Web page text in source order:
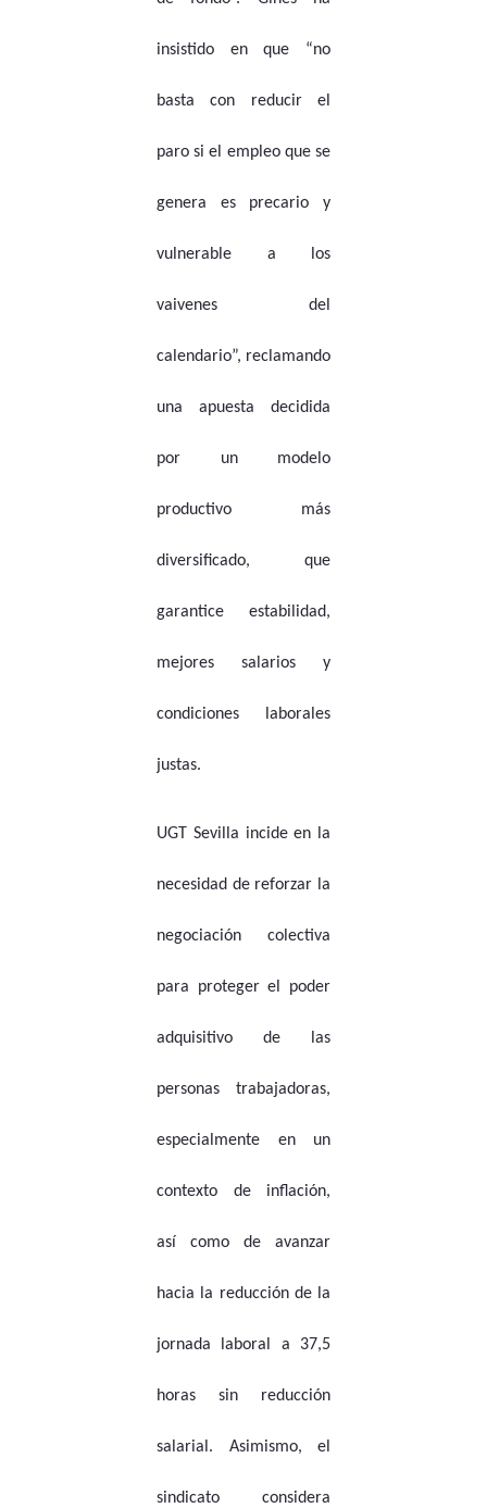
insistido en que “no
basta con reducir el
paro si el empleo que se
genera es precario y
vulnerable a los
vaivenes del
calendario”, reclamando
una apuesta decidida
por un modelo
productivo más
diversificado, que
garantice estabilidad,
mejores salarios y
condiciones laborales
justas.
UGT Sevilla incide en la
necesidad de reforzar la
negociación colectiva
para proteger el poder
adquisitivo de las
personas trabajadoras,
especialmente en un
contexto de inflación,
así como de avanzar
hacia la reducción de la
jornada laboral a 37,5
horas sin reducción
salarial. Asimismo, el
sindicato considera